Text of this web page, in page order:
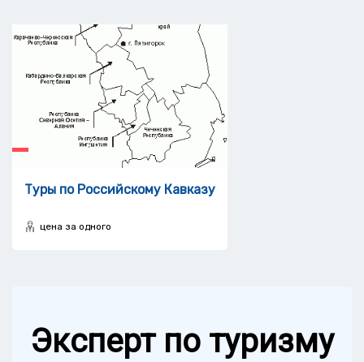
Туры по Российскому Кавказу
цена за одного
Эксперт по туризму